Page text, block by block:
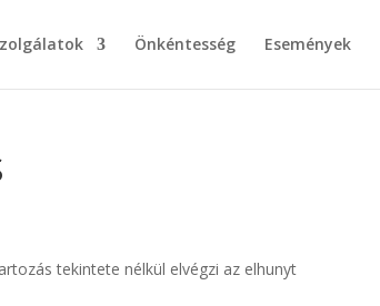
Önkéntesség Események
tekintete nélkül elvégzi az elhunyt